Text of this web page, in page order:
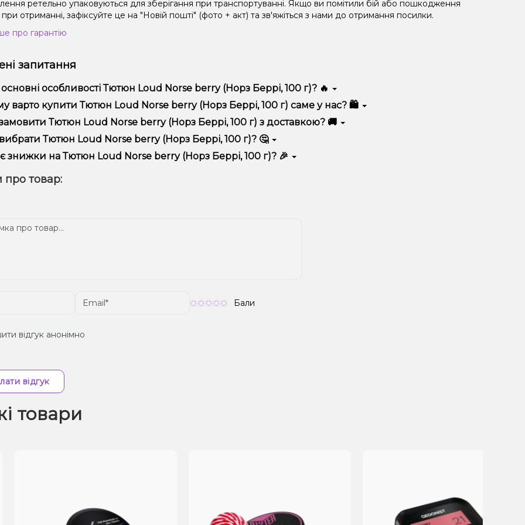
ретельно упаковуються для зберігання при транспортуванні. Якщо ви помітили бій або пошкодження
отриманні, зафіксуйте це на "Новій пошті" (фото + акт) та зв'яжіться з нами до отримання посилки.
про гарантію
запитання
основні особливості Тютюн Loud Norse berry (Норз Беррі, 100 г)? 🔥
Loud Norse berry (Норз Беррі, 100 г) відрізняється високою якістю, зручністю використання та надійністю.
варто купити Тютюн Loud Norse berry (Норз Беррі, 100 г) саме у нас? 🛍️
тільки оригінальну продукцію, широкий асортимент, вигідні ціни та швидку доставку. Крім того, у нас
Тютюн Loud Norse berry (Норз Беррі, 100 г) з доставкою? 🚚
замовлення можна в кілька кліків:
Додайте Тютюн Loud Norse berry (Норз Беррі, 100 г) до кошика.
Виберіть зручний спосіб оплати та доставки.
Тютюн Loud Norse berry (Норз Беррі, 100 г)? 🤔
залежить від ваших уподобань – наприклад, якщо це кальян, враховуйте розмір, матеріал та тип чаші, якщо
– потужність та смак. Наші менеджери допоможуть підібрати ідеальний варіант.
знижки на Тютюн Loud Norse berry (Норз Беррі, 100 г)? 🎉
телеграм-каналі, щоб не проґавити вигідні пропозиції!
про товар:
Бали
відгук анонімно
відгук
товари